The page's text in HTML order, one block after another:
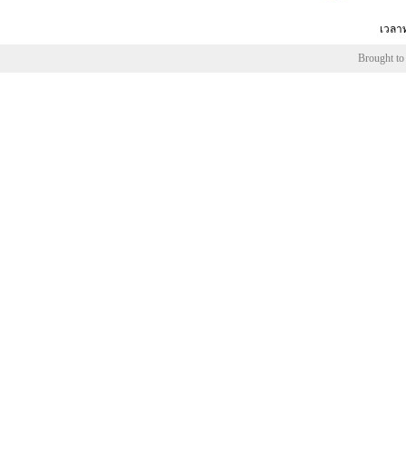
เวลา
Brought